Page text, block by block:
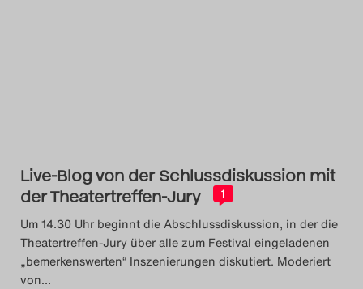
Live-Blog von der Schlussdiskussion mit
der Theatertreffen-Jury
1
Um 14.30 Uhr beginnt die Abschlussdiskussion, in der die
Theatertreffen-Jury über alle zum Festival eingeladenen
„bemerkenswerten“ Inszenierungen diskutiert. Moderiert
von…